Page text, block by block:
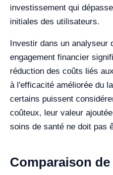
investissement qui
initiales des utilisateurs.
Investir dans un analyseur
engagement financier
réduction des coûts liés
à l'efficacité améliorée du
certains puissent
coûteux, leur valeur
soins de santé ne doit pas
Comparaison